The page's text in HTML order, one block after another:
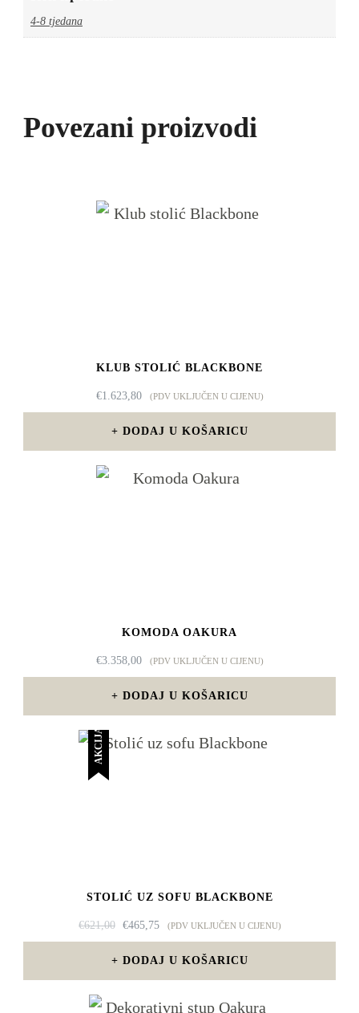
4-8 tjedana
Povezani proizvodi
KLUB STOLIĆ BLACKBONE
€1.623,80 (PDV UKLJUČEN U CIJENU)
DODAJ U KOŠARICU
KOMODA OAKURA
€3.358,00 (PDV UKLJUČEN U CIJENU)
DODAJ U KOŠARICU
AKCIJA!
STOLIĆ UZ SOFU BLACKBONE
€621,00
IZVORNA
CIJENA
BILA
€465,75TRENUTNA
CIJENA
JE:
(PDV UKLJUČEN U CIJENU)
DODAJ U KOŠARICU